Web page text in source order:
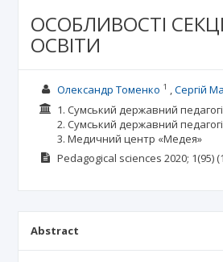
ОСОБЛИВОСТІ
ОСВІТИ
Олександр Томенко 1 Сергій
1. Сумський державний
2. Сумський державний
3. Медичний центр «Медея»
Pedagogical sciences 2020; 1(95)
Abstract